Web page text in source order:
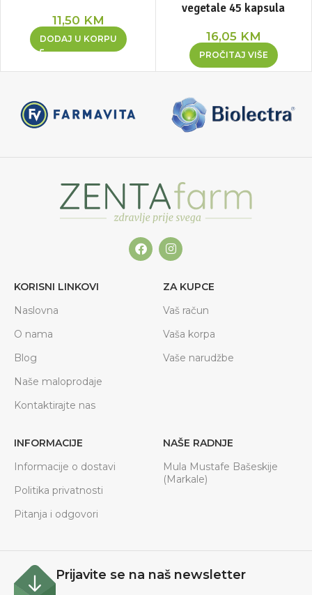
11,50 KM
DODAJ U KORPU
vegetale 45 kapsula
16,05 KM
PROČITAJ VIŠE
KORISNI LINKOVI
Naslovna
O nama
Blog
Naše maloprodaje
Kontaktirajte nas
ZA KUPCE
Vaš račun
Vaša korpa
Vaše narudžbe
INFORMACIJE
Informacije o dostavi
Politika privatnosti
Pitanja i odgovori
NAŠE RADNJE
Mula Mustafe Bašeskije
(Markale)
Prijavite se na naš newsletter